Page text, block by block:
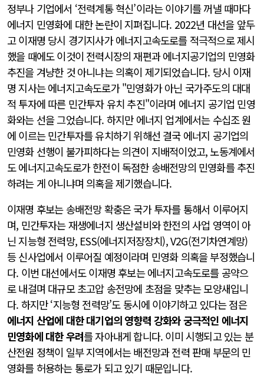
정부나 기업에서 ‘전력계통 혁신’이라는 이야기를 꺼낼 때마다
에너지 민영화에 대한 논란이 지펴집니다. 2022년 대선을 앞두
고 이재명 당시 경기지사가 에너지고속도로를 적극적으로 제시
했을 때에도 이것이 전력시장의 재편과 에너지공기업의 민영화
추진을 겨냥한 것 아니냐는 의혹이 제기되었습니다. 당시 이재
명 지사는 에너지고속도로가 "민영화가 아닌 국가주도의 대대
적 투자에 따른 민간투자 유치 추진"이라며 에너지 공기업 민영
화와는 선을 그었습니다. 하지만 에너지 업계에서는 수십조 원
에 이르는 민간투자를 유치하기 위해선 결국 에너지 공기업의
민영화 선행이 불가피하다는 의견이 지배적이었고, 노동계에서
도 에너지고속도로가 한전이 독점한 송배전망의 민영화를 추진
하려는 게 아니냐며 의혹을 제기했습니다.
이재명 후보는 송배전망 확충은 국가 투자를 통해서 이루어지
며, 민간투자는 재생에너지 생산설비와 한전의 사업 영역이 아
닌 지능형 전력망, ESS(에너지저장장치), V2G(전기차연계망)
등 신사업에서 이루어질 예정이라며 민영화 의혹을 부정했습니
다. 이번 대선에서도 이재명 후보는 에너지고속도로를 공약으
로 내걸며 대규모 초고압 송전망에 초점을 맞추는 모양새입니
다. 하지만 ‘지능형 전력망’도 동시에 이야기하고 있다는 점은
에너지 산업에 대한 대기업의 영향력 강화와 궁극적인 에너지
민영화에 대한 우려를 자아내게 합니다. 이미 시행되고 있는 분
산전원 정책이 일부 지역에서는 배전망과 전력 판매 부문의 민
영화를 허용하는 통로가 되고 있기 때문입니다.